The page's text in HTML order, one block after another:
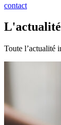
contact
Toute l’actualité